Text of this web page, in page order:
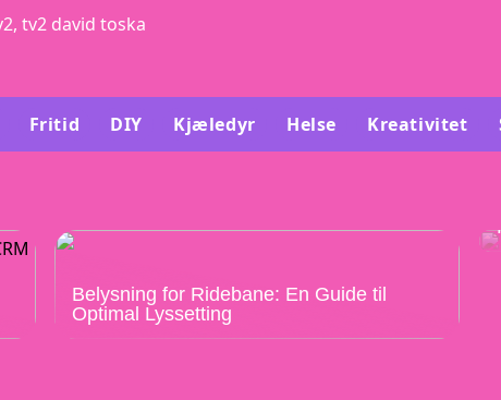
tv2 david toska
Fritid DIY Kjæledyr Helse Kreativitet
Belysning for Ridebane: En Guide til
Optimal Lyssetting